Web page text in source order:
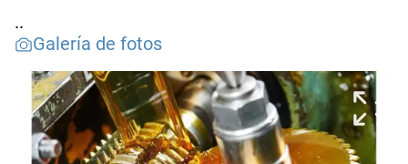
..
Galería de fotos